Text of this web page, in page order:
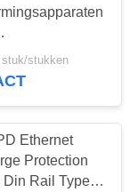
6,6
stuk/stukken
Ethernet
Protection
Din Rail Type